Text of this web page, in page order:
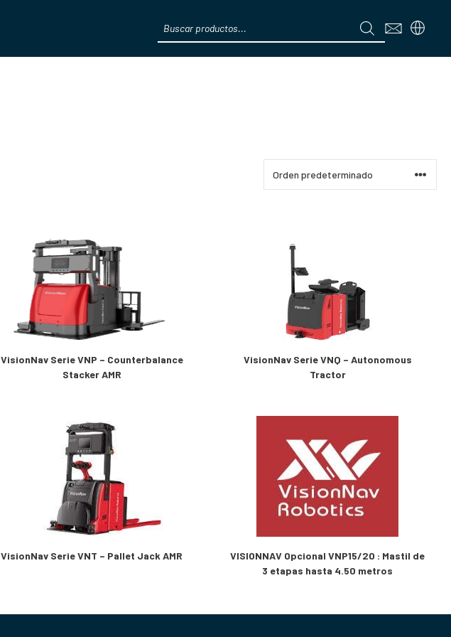
search
VisionNav Serie VNP – Counterbalance
Stacker AMR
VisionNav Serie VNQ – Autonomous
Tractor
VisionNav Serie VNT – Pallet Jack AMR
VISIONNAV Opcional VNP15/20 : Mastil de
3 etapas hasta 4.50 metros